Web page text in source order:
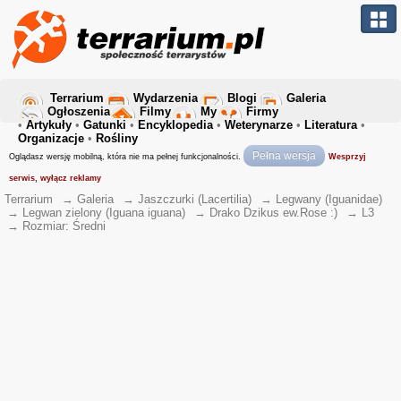
Terrarium Wydarzenia Blogi
Galeria
Ogłoszenia
Filmy My
Firmy
• Artykuły • Gatunki • Encyklopedia• Weterynarze • Literatura•
Organizacje • Rośliny
Oglądasz wersję mobilną, która nie ma pełnej funkcjonalności. Pełna wersja Wesprzyj
serwis, wyłącz reklamy
Terrarium → Galeria → Jaszczurki (Lacertilia) → Legwany (Iguanidae)
→ Legwan zielony (Iguana iguana) → Drako Dzikus ew.Rose :) → L3
→ Rozmiar: Średni